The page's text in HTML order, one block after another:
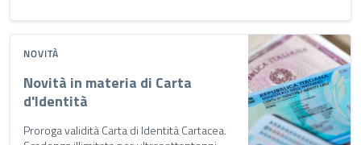
NOVITÀ
Novità in materia di Carta
d'Identità
Proroga validità Carta di Identità Cartacea.